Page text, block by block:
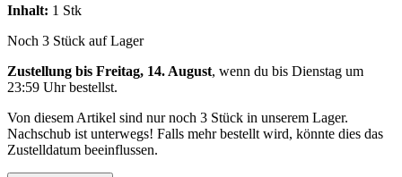
Inhalt: 1 Stk
Noch 3 Stück auf Lager
Zustellung bis Freitag, 14. August, wenn du bis Dienstag um
23:59 Uhrbestellst.
Von diesem Artikel sind nur noch 3 Stück in unserem Lager.
Nachschub ist unterwegs! Falls mehr bestellt wird, könnte dies das
Zustelldatum beeinflussen.